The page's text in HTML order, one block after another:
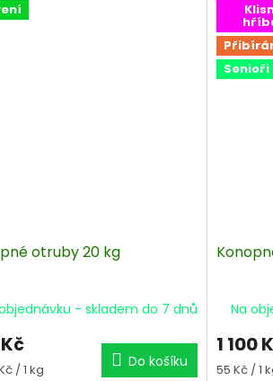
otruby 20 kg
- skladem do 7 dnů
/ 1 kg Do košíku
Senioři
Na
1 100
Měrná
55 Kč / 1